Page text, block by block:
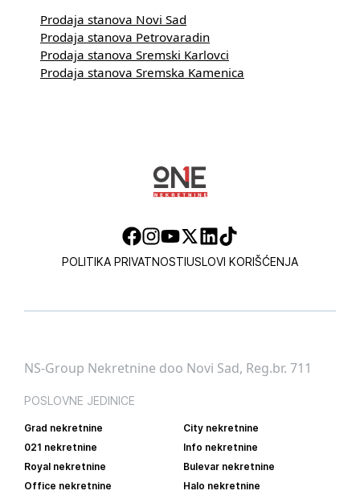
Prodaja stanova Novi Sad
Prodaja stanova Petrovaradin
Prodaja stanova Sremski Karlovci
Prodaja stanova Sremska Kamenica
POLITIKA PRIVATNOSTIUSLOVI KORIŠĆENJA
NS-Group Nekretnine doo Novi Sad, Reg.br. 711
POSLOVNE JEDINICE
Grad nekretnine
City nekretnine
021 nekretnine
Info nekretnine
Royal nekretnine
Bulevar nekretnine
Office nekretnine
Halo nekretnine